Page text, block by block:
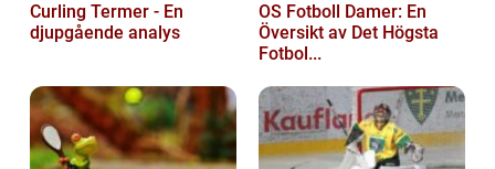
Curling Termer - En
djupgående analys
OS Fotboll Damer: En
Översikt av Det Högsta
Fotbol...